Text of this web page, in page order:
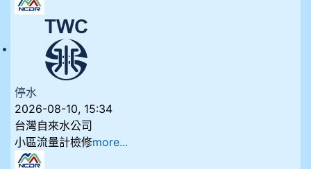
停水
2026-08-10, 15:34
台灣自來水公司
小區流量計檢修more...